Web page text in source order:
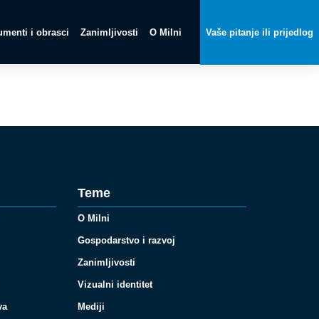
i obrasci Zanimljivosti O Milni Vaše pitanje ili prijedlog
Teme
O Milni
Gospodarstvo i razvoj
Zanimljivosti
Vizualni identitet
Mediji